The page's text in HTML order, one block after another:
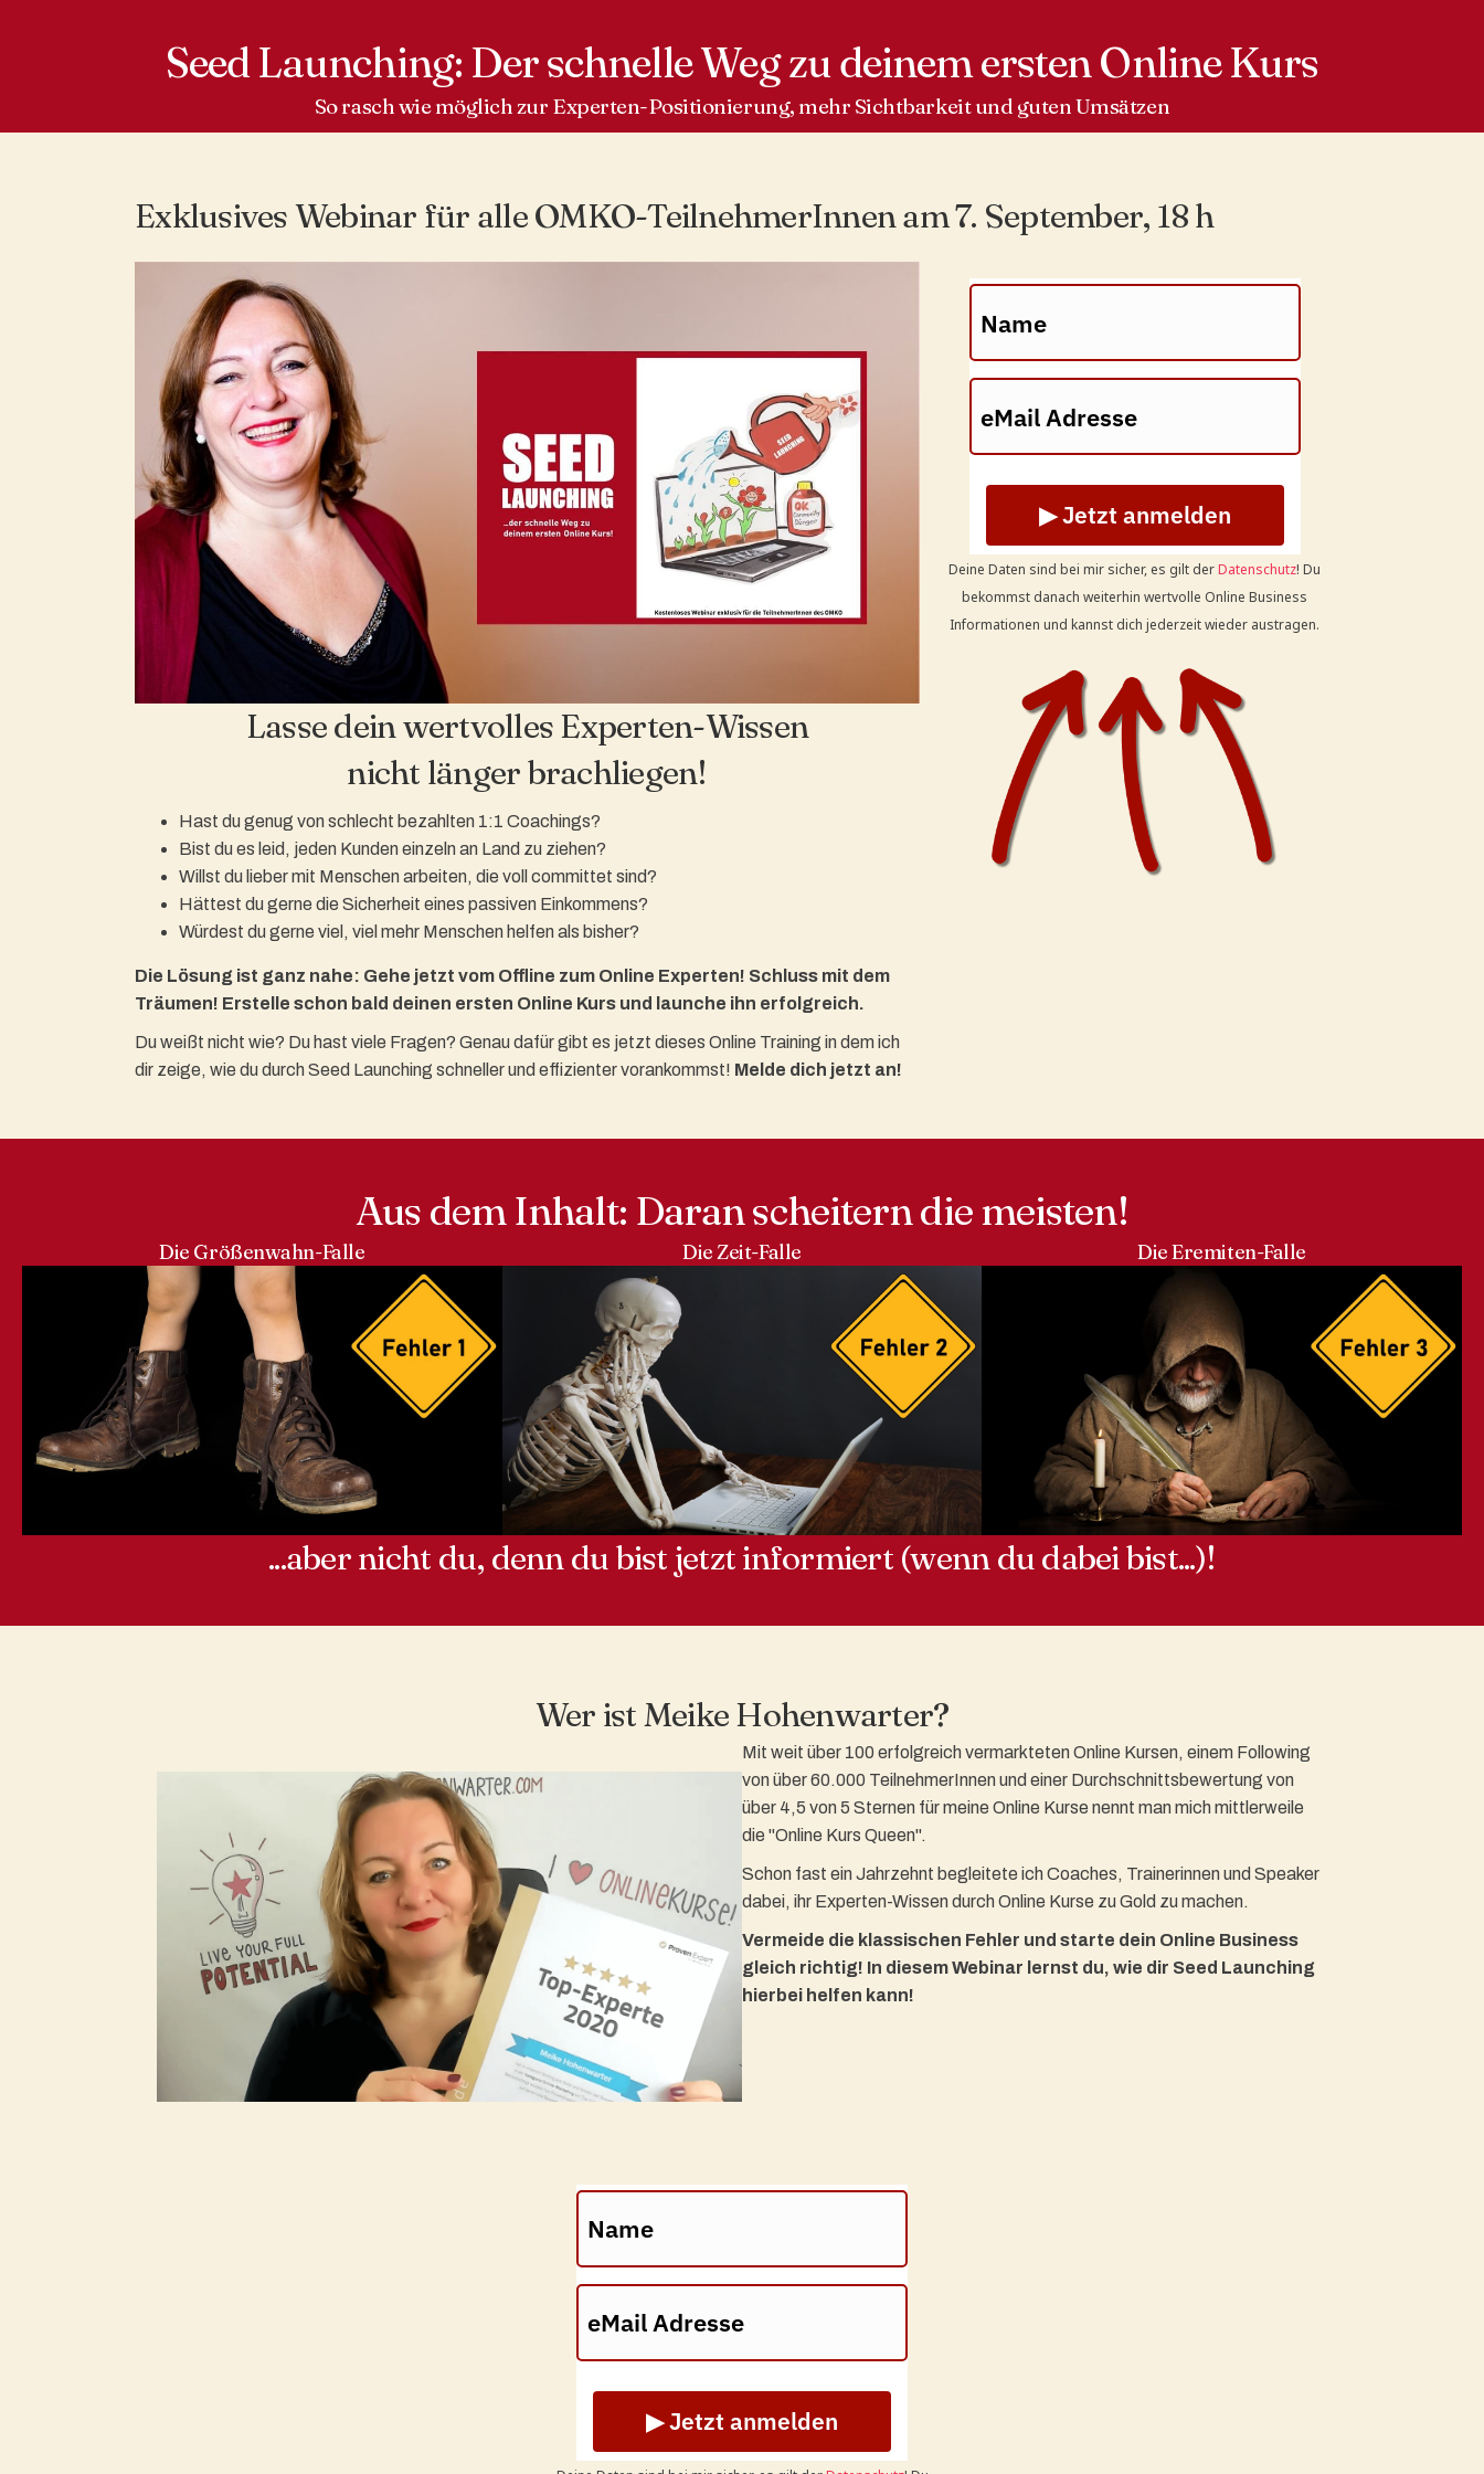
Seed Launching: Der schnelle Weg zu deinem ersten Online Kurs
So rasch wie möglich zur Experten-Positionierung, mehr Sichtbarkeit und guten Umsätzen
Exklusives Webinar für alle OMKO-TeilnehmerInnen am 7. September, 18 h
Lasse dein wertvolles Experten-Wissen
nicht länger brachliegen!
Hast du genug von schlecht bezahlten 1:1 Coachings?
Bist du es leid, jeden Kunden einzeln an Land zu ziehen?
Willst du lieber mit Menschen arbeiten, die voll committet sind?
Hättest du gerne die Sicherheit eines passiven Einkommens?
Würdest du gerne viel, viel mehr Menschen helfen als bisher?
Die Lösung ist ganz nahe: Gehe jetzt vom Offline zum Online Experten! Schluss mit dem
Träumen! Erstelle schon bald deinen ersten Online Kurs und launche ihn erfolgreich.
Du weißt nicht wie? Du hast viele Fragen? Genau dafür gibt es jetzt dieses Online Training in dem ich
dir zeige, wie du durch Seed Launching schneller und effizienter vorankommst! Melde dich jetzt an!
▶ Jetzt anmelden
Deine Daten sind bei mir sicher, es gilt derDatenschutz! Du
bekommst danach weiterhin wertvolle Online Business
Informationen und kannst dich jederzeit wieder austragen.
Aus dem Inhalt: Daran scheitern die meisten!
Die Größenwahn-Falle Die Zeit-Falle Die Eremiten-Falle
...aber nicht du, denn du bist jetzt informiert (wenn du dabei bist...)!
Wer ist Meike Hohenwarter?
Mit weit über 100 erfolgreich vermarkteten Online Kursen, einem Following
von über 60.000 TeilnehmerInnen und einer Durchschnittsbewertung von
über 4,5 von 5 Sternen für meine Online Kurse nennt man mich mittlerweile
die "Online Kurs Queen".
Schon fast ein Jahrzehnt begleitete ich Coaches, Trainerinnen und Speaker
dabei, ihr Experten-Wissen durch Online Kurse zu Gold zu machen.
Vermeide die klassischen Fehler und starte dein Online Business
gleich richtig! In diesem Webinar lernst du, wie dir Seed Launching
hierbei helfen kann!
▶ Jetzt anmelden